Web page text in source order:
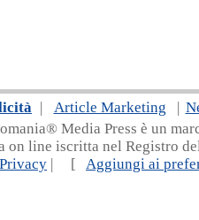
| Article Marketing |
Media Press è un
on line iscritta nel Registro
Privacy | [ Aggiungi ai